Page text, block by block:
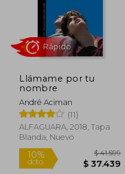
Llámame por tu
nombre
André Aciman
(11)
ALFAGUARA, 2018, Tapa
Blanda, Nuevo
Rápido